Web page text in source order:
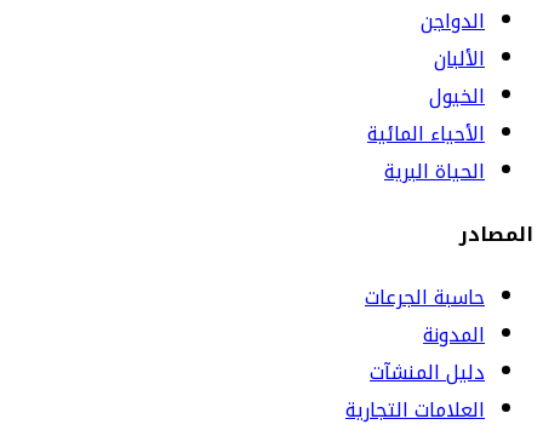
الدواجن
الألبان
الخيول
الأحياء المائية
الحياة البرية
المصادر
حاسبة الجرعات
المدونة
دليل المنشآت
العلامات التجارية